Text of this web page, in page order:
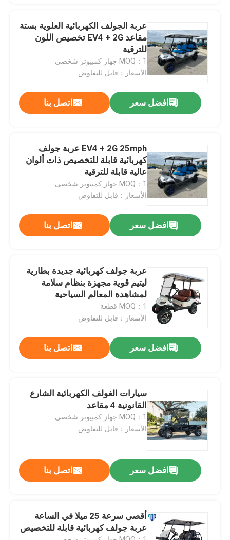
منتجات
معلومات عنا
جولة في المعمل
اتصل بنا
أخبار
مرايا جانبية لعربة الجولف
لوحة القيادة عربة الجولف
عربة الجولف الكهربائية العلوية بستة
مقاعد EV4 + 2G تخصيص اللون
للترقية
MOQ：1 جهاز كمبيوتر شخصى
الأسعار：قابل للتفاوض
افضل سعر اتصل بنا
EV4 + 2G 25mph عربة جولف
كهربائية قابلة للتخصيص ذات ألوان
عالية قابلة للترقية
MOQ：1 جهاز كمبيوتر شخصى
الأسعار：قابل للتفاوض
افضل سعر اتصل بنا
عربة جولف كهربائية جديدة بطارية
ليتيم قوية مجهزة بنظام سلامة
لمشاهدة المعالم السياحية
MOQ：1 قطعة
الأسعار：قابل للتفاوض
افضل سعر اتصل بنا
سيارات الغولف الكهربائية الشارع
القانونية 4 مقاعد
MOQ：1 جهاز كمبيوتر شخصى
الأسعار：قابل للتفاوض
افضل سعر اتصل بنا
أقصى سرعة 25 ميلا في الساعة
عربة جولف كهربائية قابلة للتخصيص